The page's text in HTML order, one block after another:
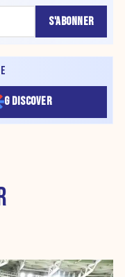
S'ABONNER
G DISCOVER